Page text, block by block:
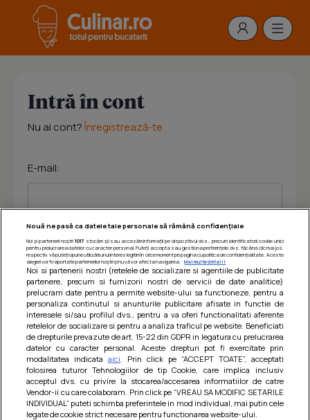
Intră în cont
Nu ai cont?Înregistrează-te
E-mail:
Parola:
Am uitat parola
Nouă ne pasă ca datele tale personale să rămână confidențiale
Noi și partenerii noștri 1017 stocăm și/sau accesăm informații pe dispozitivul dvs., precum identificatorii cookie unici
pentru prelucrarea datelor cu caracter personal. Puteți accepta sau gestiona preferințele dvs. făcând clic mai jos,
respectiv vă puteți opune utilizării unui interes legitim în orice moment pe pagina cu politica de confidențialitate. Aceste
alegeri vor fi raportate partenerilor noștri și nu vă vor afecta navigarea.
Mai multe detalii
Noi si partenerii nostri (retelele de socializare si agentiile de publicitate
partenere, precum si furnizorii nostri de servicii de date analitice)
prelucram date pentru a permite website-ului sa functioneze, pentru a
personaliza continutul si anunturile publicitare afisate in functie de
interesele si/sau profilul dvs., pentru a va oferi functionalitati aferente
retelelor de socializare si pentru a analiza traficul pe website. Beneficiati
de drepturile prevazute de art. 15-22 din GDPR in legatura cu prelucrarea
datelor cu caracter personal. Aceste drepturi pot fi exercitate prin
modalitatea indicataaici . Prin click pe “ACCEPT TOATE”, acceptati
folosirea tuturor Tehnologiilor de tip Cookie, care implica inclusiv
acceptul dvs. cu privire la stocarea/accesarea informatiilor de catre
Vendor-ii cu care colaboram. Prin click pe “VREAU SA MODIFIC SETARILE
INDIVIDUAL” puteti schimba preferintele in mod individual, mai putin cele
legate de cookie strict necesare pentru functionarea website-ului.